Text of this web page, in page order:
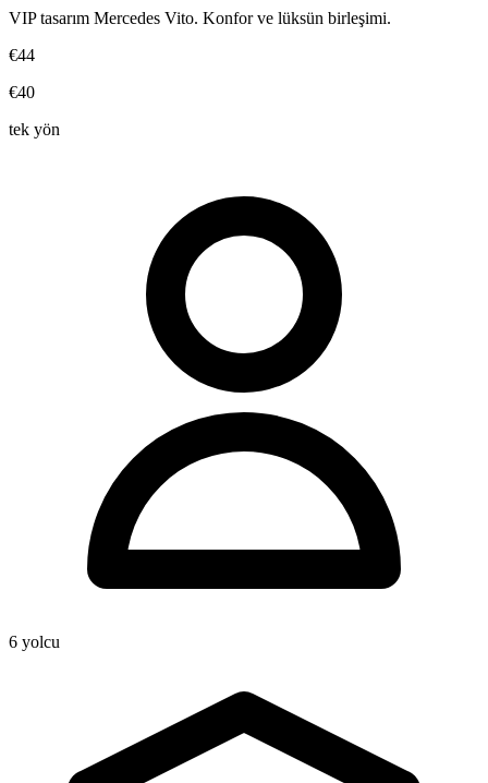
VIP tasarım Mercedes Vito. Konfor ve lüksün birleşimi.
€44
€40
tek yön
6 yolcu